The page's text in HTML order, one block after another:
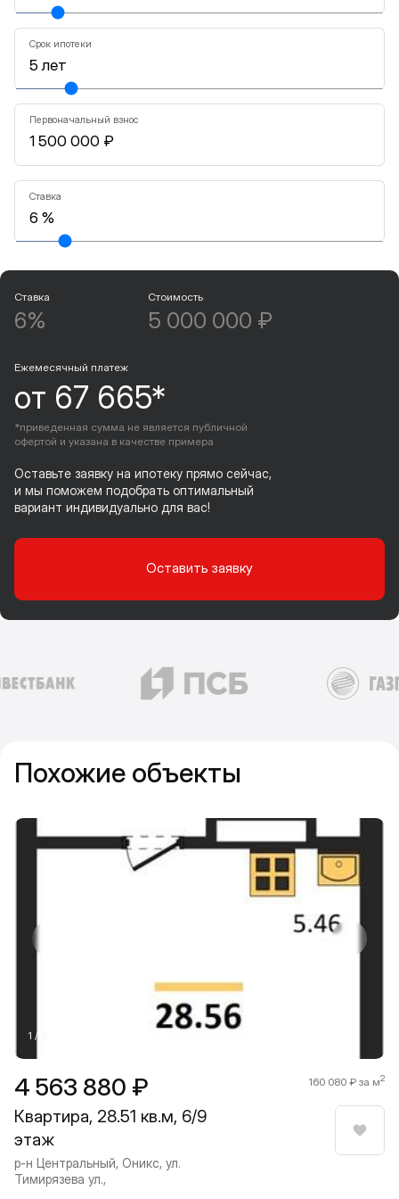
Срок ипотеки
Первоначальный взнос
Ставка
Ставка
6%
Стоимость
5 000 000 ₽
Ежемесячный платеж
от 67 665*
*приведенная сумма не является публичной
офертой и указана в качестве примера
Оставьте заявку на ипотеку прямо сейчас,
и мы поможем подобрать оптимальный
вариант индивидуально для вас!
Оставить заявку
Похожие объекты
4 563 880 ₽ 160 080 ₽ за м2
Квартира, 28.51 кв.м, 6/9
этаж
р-н Центральный, Оникс, ул.
Тимирязева ул.,
1 / 8